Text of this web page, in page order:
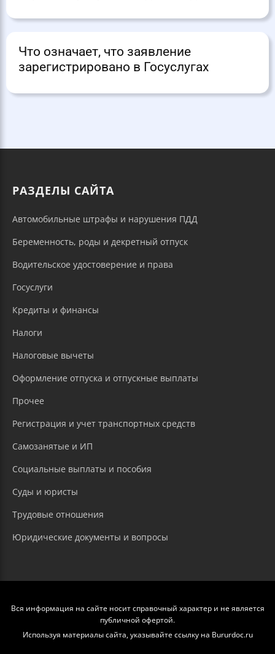
Что означает, что заявление
зарегистрировано в Госуслугах
РАЗДЕЛЫ САЙТА
Автомобильные штрафы и нарушения ПДД
Беременность, роды и декретный отпуск
Водительское удостоверение и права
Госуслуги
Кредиты и финансы
Налоги
Налоговые вычеты
Оформление отпуска и отпускные выплаты
Прочее
Регистрация и учет транспортных средств
Самозанятые и ИП
Социальные выплаты и пособия
Суды и юристы
Трудовые отношения
Юридические документы и вопросы
Вся информация на сайте носит справочный характер и не является
публичной офертой.
Используя материалы сайта, указывайте ссылку на Bururdoc.ru